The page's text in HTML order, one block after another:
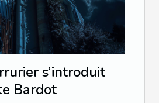
s’introduit
Bardot